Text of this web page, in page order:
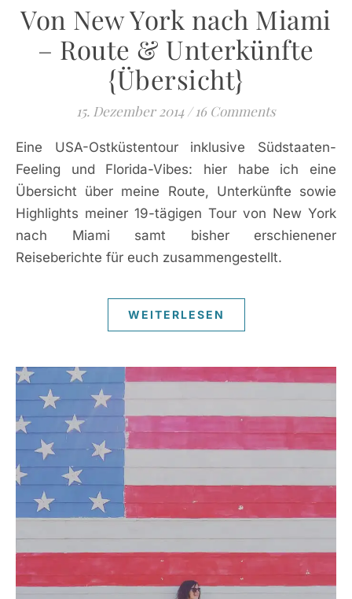
Von New York nach Miami
– Route & Unterkünfte
{Übersicht}
15. Dezember 2014 / 16 Comments
Eine USA-Ostküstentour inklusive Südstaaten-
Feeling und Florida-Vibes: hier habe ich eine
Übersicht über meine Route, Unterkünfte sowie
Highlights meiner 19-tägigen Tour von New York
nach Miami samt bisher erschienener
Reiseberichte für euch zusammengestellt.
WEITERLESEN